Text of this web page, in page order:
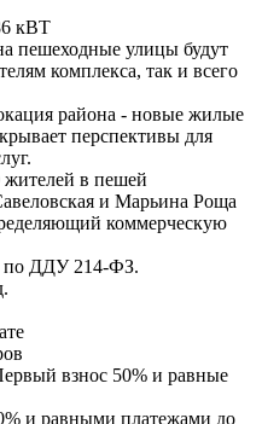
кВТ
пешеходные улицы будут
комплекса, так и всего
района - новые жилые
перспективы для
жителей в пешей
и Марьина Роща
коммерческую
по ДДУ 214-ФЗ.
взнос 50% и равные
и равными платежами до